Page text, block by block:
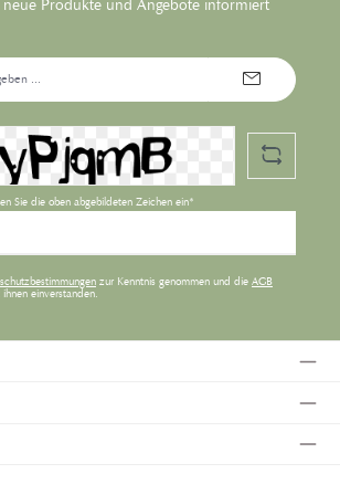
neue Produkte und Angebote informiert
Sie die oben abgebildeten Zeichen ein*
zur Kenntnis genommen und die AGB
einverstanden.